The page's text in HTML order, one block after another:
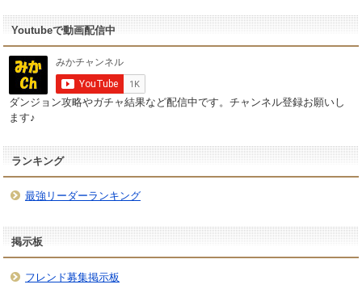
Youtubeで動画配信中
ダンジョン攻略やガチャ結果など配信中です。チャンネル登録お願いし
ます♪
ランキング
最強リーダーランキング
掲示板
フレンド募集掲示板